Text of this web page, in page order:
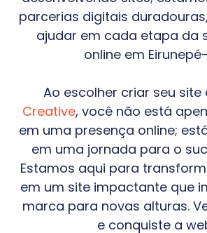
parcerias digitais
ajudar em cada etapa da
online em
Ao escolher criar seu site
Creative, você não está
em uma presença online;
em uma jornada para o
Estamos aqui para
em um site impactante que
marca para novas alturas.
e conquiste a